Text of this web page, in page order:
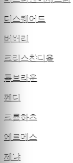
디스퀘어드
버버리
크리스챤디올
톰브라운
펜디
크롬하츠
에르메스
제냐